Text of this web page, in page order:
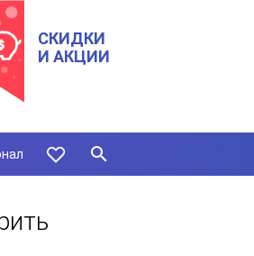
СКИДКИ
И АКЦИИ